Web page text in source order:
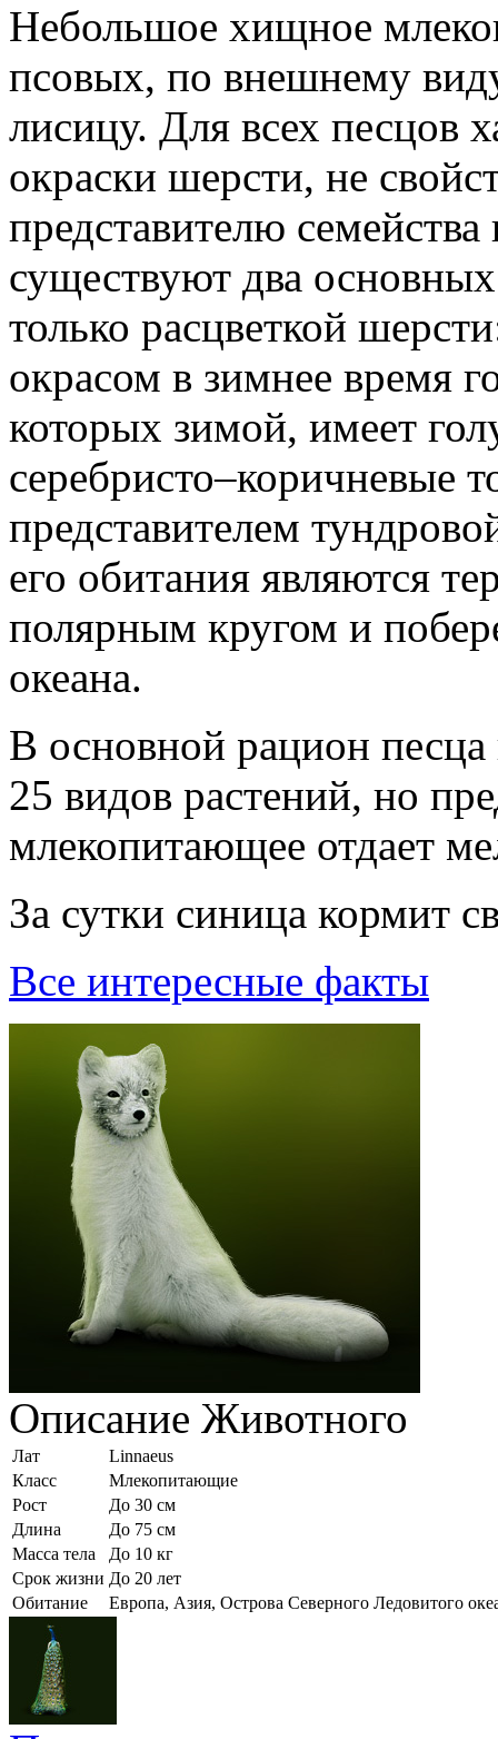
Небольшое хищное
псовых, по внешнему
лисицу. Для всех песцов
окраски шерсти, не
представителю
существуют два
только расцветкой
окрасом в зимнее время
которых зимой, имеет
серебристо–коричневые
представителем
его обитания являются
полярным кругом и
океана.
В основной рацион
25 видов растений, но
млекопитающее отдает
За сутки синица кормит
Все интересные факты
Описание Животного
Лат
Linnaeus
Класс
Млекопитающие
Рост
До 30 см
Длина
До 75 см
Масса тела
До 10 кг
Срок жизни До 20 лет
Обитание
Европа, Азия, Острова Северного Ледовитого